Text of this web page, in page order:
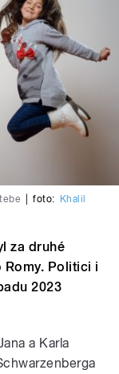
foto: Khalil
za druhé
Politici i
2023
a Karla